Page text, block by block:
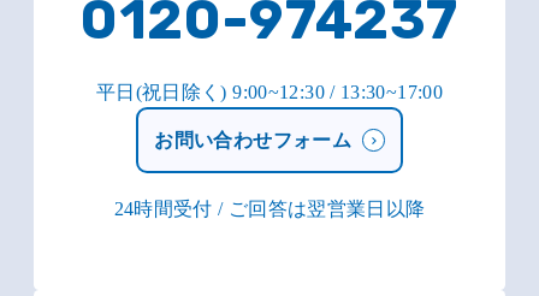
0120-974237
平日(祝日除く) 9:00~12:30 / 13:30~17:00
お問い合わせフォーム
24時間受付 / ご回答は翌営業日以降